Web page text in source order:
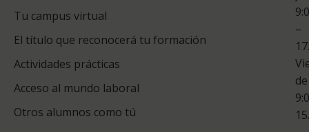
Tu campus virtual
El título que reconocerá tu formación
Actividades prácticas
Acceso al mundo laboral
Otros alumnos como tú
–
de